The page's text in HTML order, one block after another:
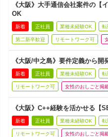
《大阪》大手通信会社案件の【
OK
新着 正社員 業種未経験OK 転
第二新卒歓迎 リモートワーク可
《大阪/中之島》要件定義から
新着 正社員 業種未経験OK 転
リモートワーク可 女性のおしごと掲
《大阪》C++経験を活かせる【
新着 正社員 業種未経験OK 転
リモートワーク可 女性のおしごと掲